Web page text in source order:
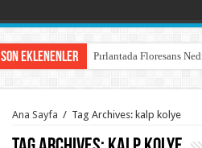
Son Eklenenler Pırlantada Floresans
Ana Sayfa / Tag Archives: kalp kolye